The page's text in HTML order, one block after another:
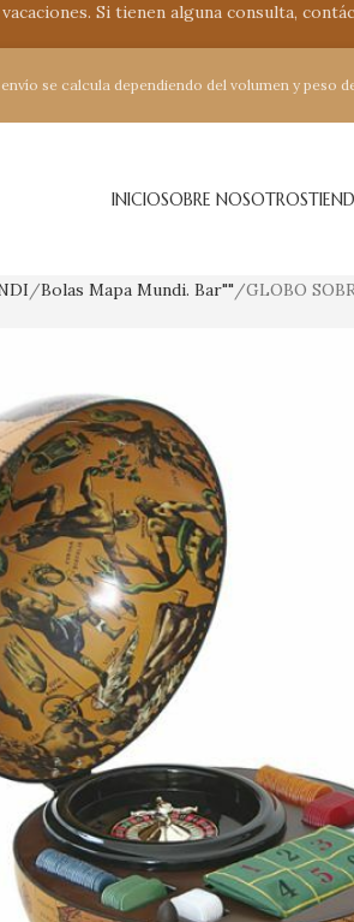
se calcula dependiendo del volumen y peso
INICIOSOBRE NOSOTROS
Bolas Mapa Mundi. Bar"" GLOBO
Si tienen alguna consulta,